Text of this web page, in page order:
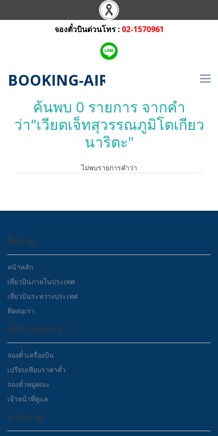
จองตั๋วบินด่วนโทร : 02-1570961
BOOKING-AIRLINE.COM
ค้นพบ 0 รายการ จากคำ
ว่า"เวียตเจ็ทสุวรรณภูมิโตเกียว
นาริตะ"
ไม่พบรายการคำว่า
ลิ้งด่วน
หน้าหลัก
เที่ยวบินภายในประเทศ
เที่ยวบินระหว่างประเทศ
ติดต่อเรา
บริการของเรา
จองตั๋วเครื่องบิน
เปรียบเทียบราคาตั๋ว
จองตั๋วหมู่คณะ
เจ้าหน้าที่ดูแล
นโยบาย